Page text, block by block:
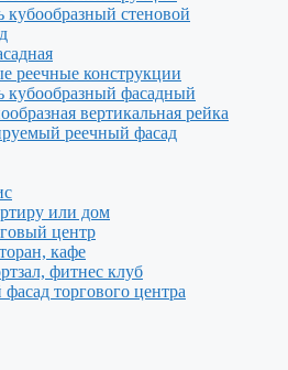
стеновой
реечные конструкции
кубообразный фасадный
вертикальная рейка
реечный фасад
или дом
центр
кафе
фитнес клуб
торгового центра